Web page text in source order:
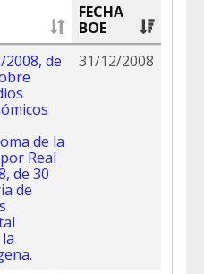
FECHA
BOE
2008, de
de la
Real
de 30
de
31/12/2008